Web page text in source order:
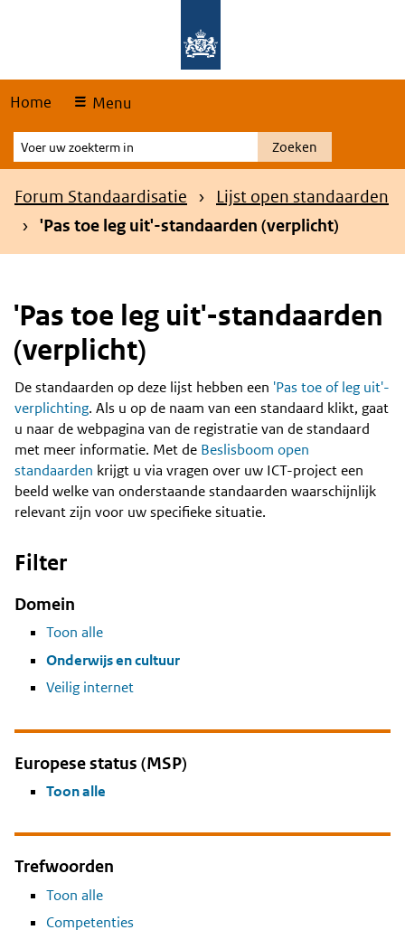
Home Menu
Voer
uw
zoekterm
Zoeken
Kruimelpad
Forum Standaardisatie
Lijst open standaarden
'Pas toe leg uit'-standaarden (verplicht)
'Pas toe leg uit'-standaarden
(verplicht)
Content
De standaarden op deze lijst hebben een 'Pas toe of leg uit'-
verplichting. Als u op de naam van een standaard klikt, gaat
u naar de webpagina van de registratie van de standaard
met meer informatie. Met de Beslisboom open
standaarden krijgt u via vragen over uw ICT-project een
beeld welke van onderstaande standaarden waarschijnlijk
relevant zijn voor uw specifieke situatie.
Filter
Domein
Toon alle
Onderwijs en cultuur
Veilig internet
Europese status (MSP)
Toon alle
Trefwoorden
Toon alle
Competenties